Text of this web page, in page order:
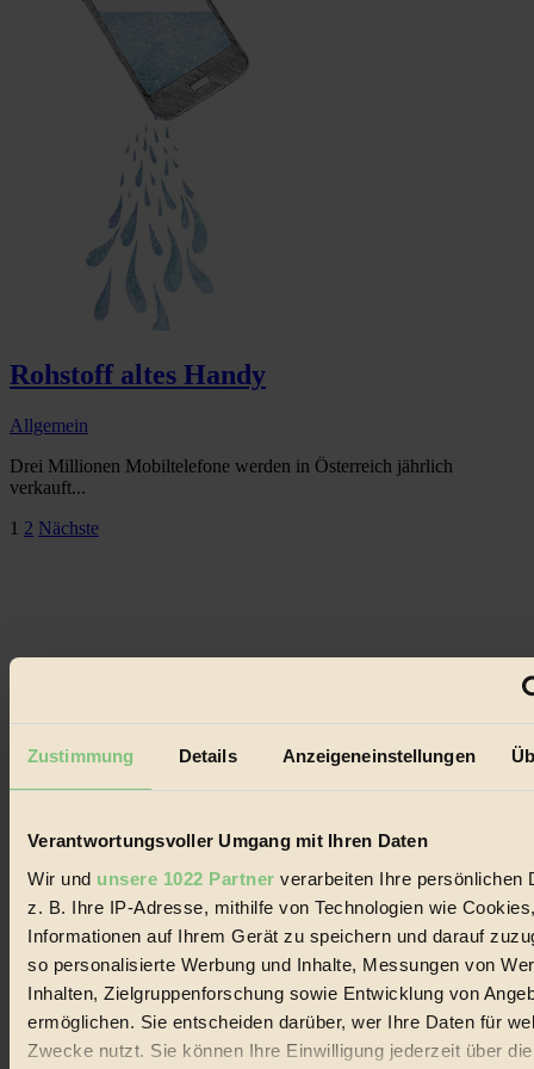
Zustimmung Details Anzeigeneinstellungen
Verantwortungsvoller Umgang mit Ihren Daten
Wir und unsere 1022 Partner verarbeiten Ihre persönlichen
z. B. Ihre IP-Adresse, mithilfe von Technologien wie
Informationen auf Ihrem Gerät zu speichern und darauf
so personalisierte Werbung und Inhalte, Messungen von
Inhalten, Zielgruppenforschung sowie Entwicklung von
ermöglichen. Sie entscheiden darüber, wer Ihre Daten für
Zwecke nutzt. Sie können Ihre Einwilligung jederzeit über
Rohstoff altes Handy
Allgemein
Drei Millionen Mobiltelefone werden in Österreich jährlich
verkauft...
Seitennummerierung
1 2 Nächste